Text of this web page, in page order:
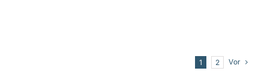
1 2 Vor